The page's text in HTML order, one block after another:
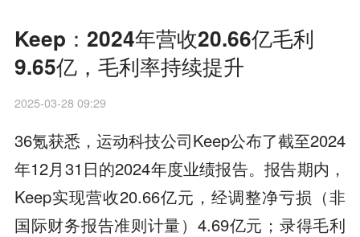
Keep：2024年营收20.66亿毛利
9.65亿，毛利率持续提升
2025-03-28 09:29
36氪获悉，运动科技公司Keep公布了截至2024
年12月31日的2024年度业绩报告。报告期内，
Keep实现营收20.66亿元，经调整净亏损（非
国际财务报告准则计量）4.69亿元；录得毛利